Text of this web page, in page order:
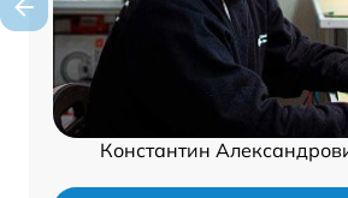
Константин